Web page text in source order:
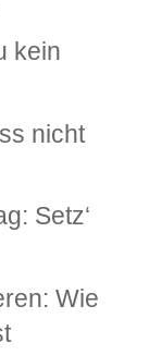
kein
nicht
Setz‘
Wie